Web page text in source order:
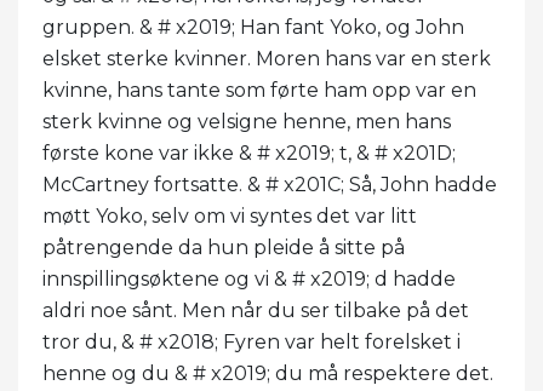
gruppen. & # x2019; Han fant Yoko, og John
elsket sterke kvinner. Moren hans var en sterk
kvinne, hans tante som førte ham opp var en
sterk kvinne og velsigne henne, men hans
første kone var ikke & # x2019; t, & # x201D;
McCartney fortsatte. & # x201C; Så, John hadde
møtt Yoko, selv om vi syntes det var litt
påtrengende da hun pleide å sitte på
innspillingsøktene og vi & # x2019; d hadde
aldri noe sånt. Men når du ser tilbake på det
tror du, & # x2018; Fyren var helt forelsket i
henne og du & # x2019; du må respektere det.